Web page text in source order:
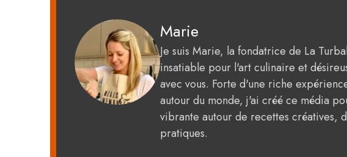
Marie
Je suis Marie, la fondatrice de La
insatiable pour l'art culinaire et
avec vous. Forte d'une riche
autour du monde, j'ai créé ce média
vibrante autour de recettes créatives,
pratiques.